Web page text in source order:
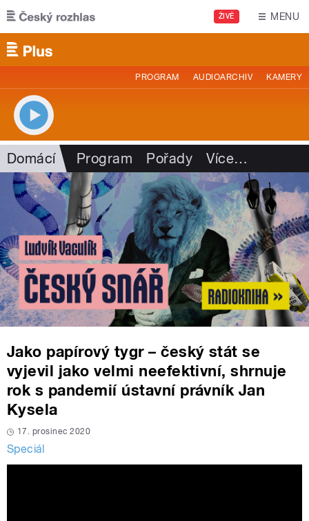
Přejít k hlavnímu obsahu
ŽIVĚ MENU
PROGRAM AUDIOARCHIV KAMERY
Domácí Program Pořady Více…
Jako papírový tygr – český stát se
vyjevil jako velmi neefektivní, shrnuje
rok s pandemií ústavní právník Jan
Kysela
17. prosinec 2020
Speciál